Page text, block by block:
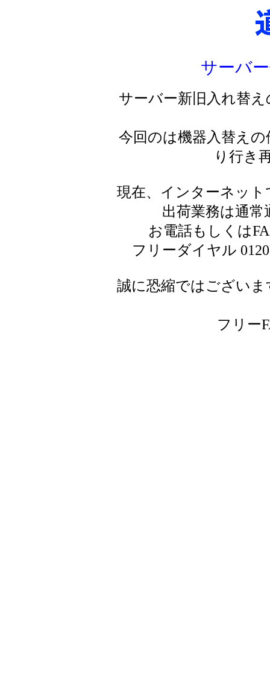
サーバ
サーバー新旧入れ替
今回のは機器入替え
り行き
現在、インターネッ
出荷業務は通
お電話もしくは
フリーダイヤル
誠に恐縮ではござい
フリー